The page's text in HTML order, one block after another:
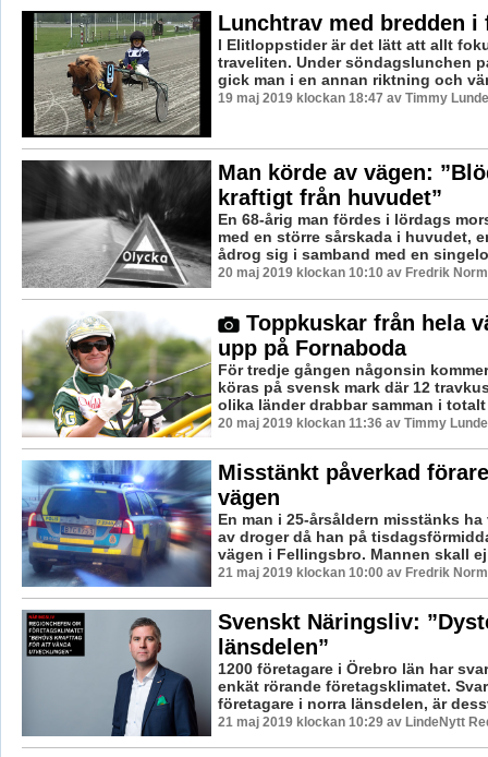
Lunchtrav med bredden i
I Elitloppstider är det lätt att allt
traveliten. Under söndagslunchen
gick man i en annan riktning och
19 maj 2019 klockan 18:47 av Timmy
Man körde av vägen:
kraftigt från huvudet”
En 68-årig man fördes i lördags
med en större sårskada i huvudet,
ådrog sig i samband med en
20 maj 2019 klockan 10:10 av Fredrik
Toppkuskar från hela
upp på Fornaboda
För tredje gången någonsin
köras på svensk mark där 12
olika länder drabbar samman i
20 maj 2019 klockan 11:36 av Timmy
Misstänkt påverkad
vägen
En man i 25-årsåldern misstänks
av droger då han på
vägen i Fellingsbro. Mannen skall
21 maj 2019 klockan 10:00 av Fredrik
Svenskt Näringsliv:
länsdelen”
1200 företagare i Örebro län har
enkät rörande företagsklimatet.
företagare i norra länsdelen, är
21 maj 2019 klockan 10:29 av LindeNytt